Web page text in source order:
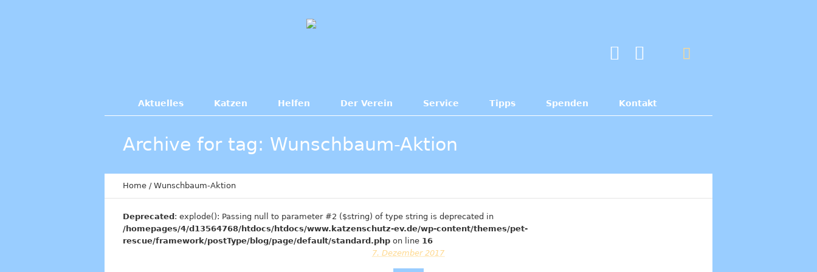
Aktuelles Katzen Helfen Der Verein Service Tipps Spenden Kontakt
Archive for tag: Wunschbaum-Aktion
Home / Wunschbaum-Aktion
Deprecated : explode(): Passing null to parameter #2 ($string) of type string is deprecated in
/homepages/4/d13564768/htdocs/htdocs/www.katzenschutz-ev.de/wp-content/themes/pet-
rescue/framework/postType/blog/page/default/standard.php on line 16
7. Dezember 2017